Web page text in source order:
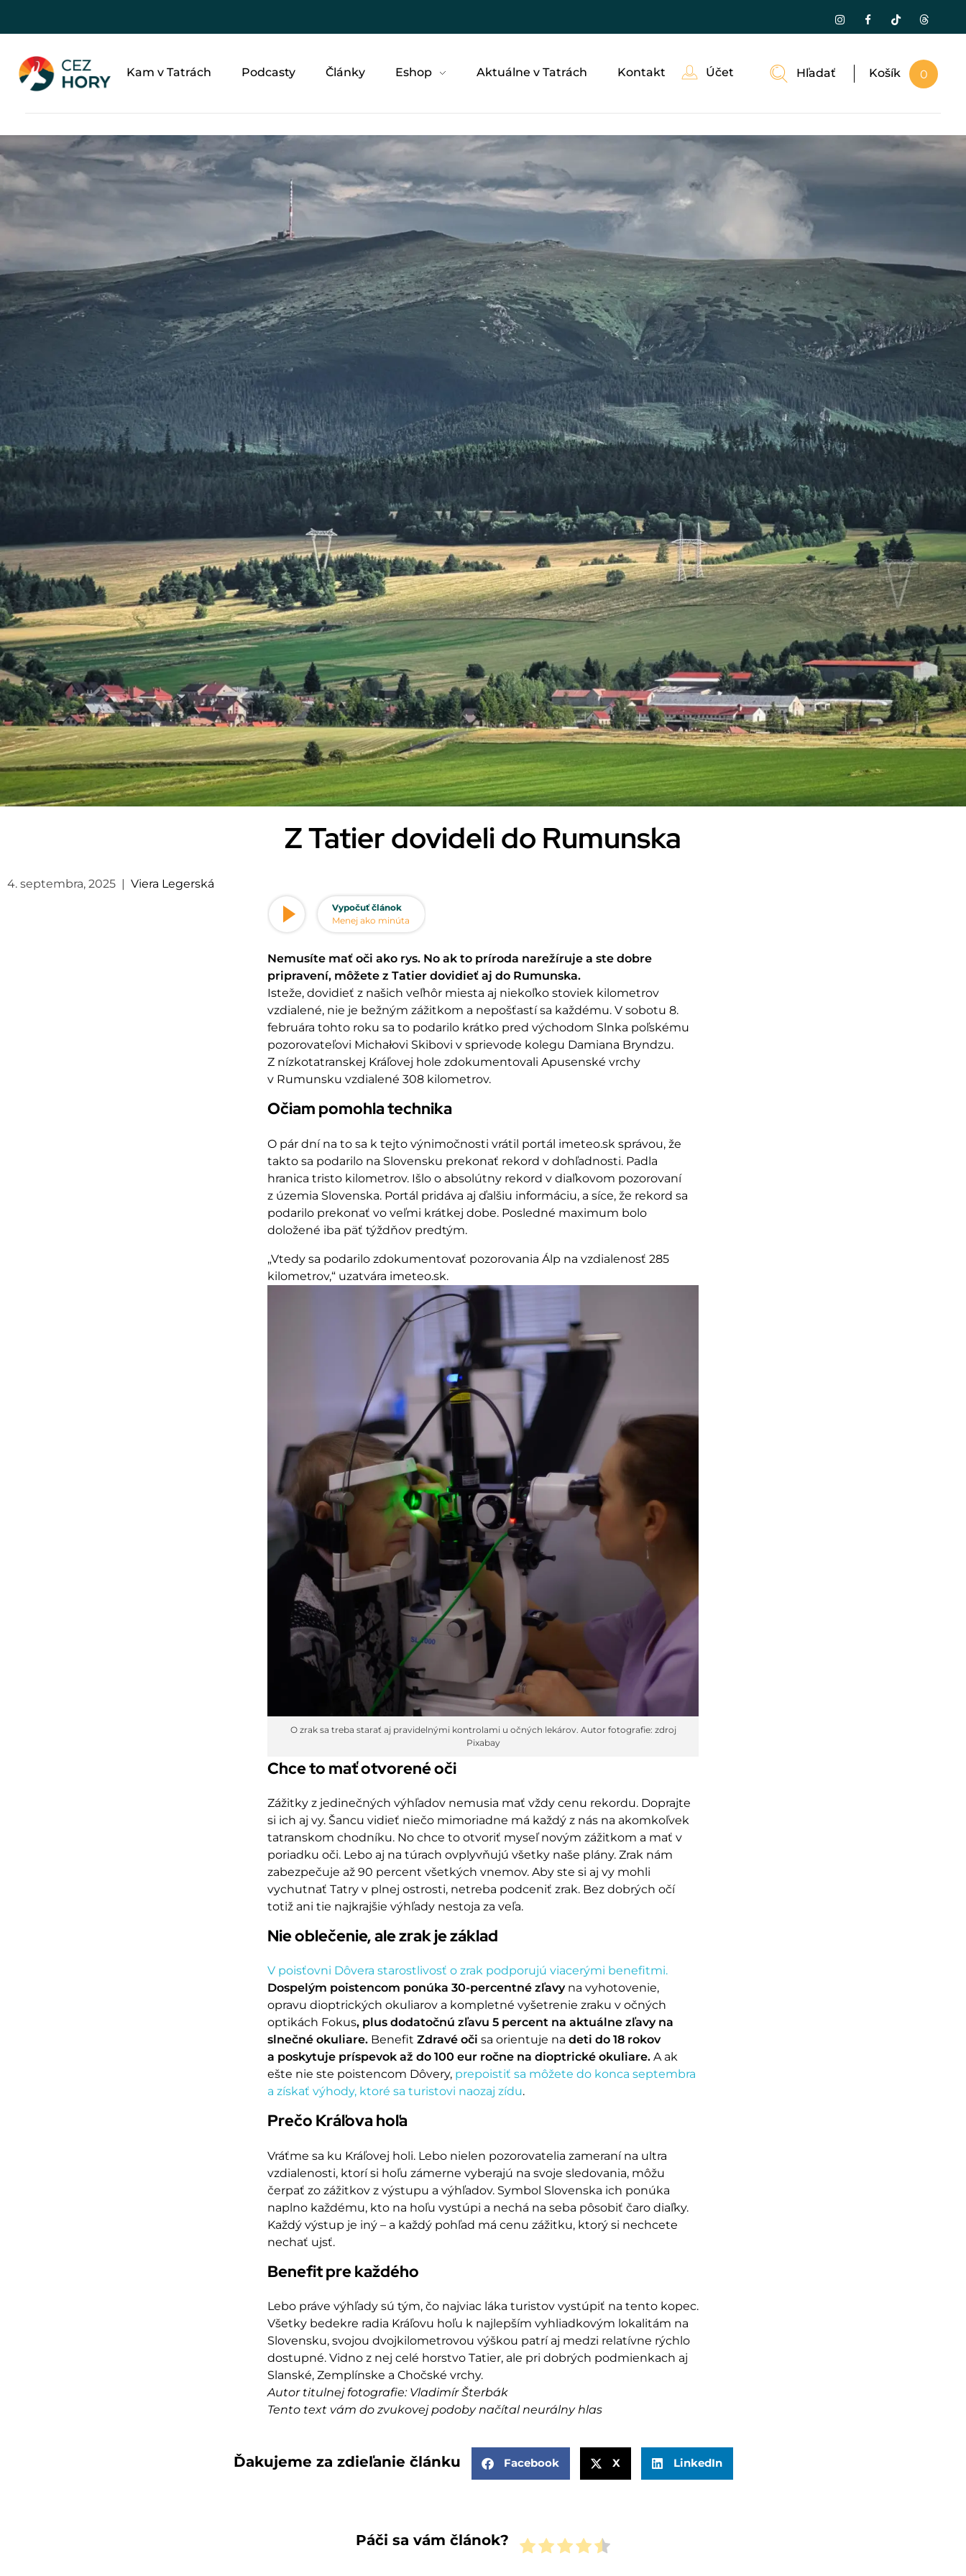
Kam v Tatrách Podcasty Články Eshop Aktuálne v Tatrách Kontakt Účet Hľadať 0
Košík
Z Tatier dovideli do Rumunska
4. septembra, 2025 Viera Legerská
Vypočuť článok
Menej ako minúta
Nemusíte mať oči ako rys. No ak to príroda narežíruje a ste dobre
pripravení, môžete z Tatier dovidieť aj do Rumunska.
Isteže, dovidieť z našich veľhôr miesta aj niekoľko stoviek kilometrov
vzdialené, nie je bežným zážitkom a nepošťastí sa každému. V sobotu 8.
februára tohto roku sa to podarilo krátko pred východom Slnka poľskému
pozorovateľovi Michałovi Skibovi v sprievode kolegu Damiana Bryndzu.
Z nízkotatranskej Kráľovej hole zdokumentovali Apusenské vrchy
v Rumunsku vzdialené 308 kilometrov.
Očiam pomohla technika
O pár dní na to sa k tejto výnimočnosti vrátil portál imeteo.sk správou, že
takto sa podarilo na Slovensku prekonať rekord v dohľadnosti. Padla
hranica tristo kilometrov. Išlo o absolútny rekord v diaľkovom pozorovaní
z územia Slovenska. Portál pridáva aj ďalšiu informáciu, a síce, že rekord sa
podarilo prekonať vo veľmi krátkej dobe. Posledné maximum bolo
doložené iba päť týždňov predtým.
„Vtedy sa podarilo zdokumentovať pozorovania Álp na vzdialenosť 285
kilometrov,“ uzatvára imeteo.sk.
O zrak sa treba starať aj pravidelnými kontrolami u očných lekárov. Autor fotografie: zdroj
Pixabay
Chce to mať otvorené oči
Zážitky z jedinečných výhľadov nemusia mať vždy cenu rekordu. Doprajte
si ich aj vy. Šancu vidieť niečo mimoriadne má každý z nás na akomkoľvek
tatranskom chodníku. No chce to otvoriť myseľ novým zážitkom a mať v
poriadku oči. Lebo aj na túrach ovplyvňujú všetky naše plány. Zrak nám
zabezpečuje až 90 percent všetkých vnemov. Aby ste si aj vy mohli
vychutnať Tatry v plnej ostrosti, netreba podceniť zrak. Bez dobrých očí
totiž ani tie najkrajšie výhľady nestoja za veľa.
Nie oblečenie, ale zrak je základ
V poisťovni Dôvera starostlivosť o zrak podporujú viacerými benefitmi.
Dospelým poistencom ponúka 30-percentné zľavy na vyhotovenie,
opravu dioptrických okuliarov a kompletné vyšetrenie zraku v očných
optikách Fokus, plus dodatočnú zľavu 5 percent na aktuálne zľavy na
slnečné okuliare. Benefit Zdravé oči sa orientuje na deti do 18 rokov
a poskytuje príspevok až do 100 eur ročne na dioptrické okuliare. A ak
ešte nie ste poistencom Dôvery, prepoistiť sa môžete do konca septembra
a získať výhody, ktoré sa turistovi naozaj zídu.
Prečo Kráľova hoľa
Vráťme sa ku Kráľovej holi. Lebo nielen pozorovatelia zameraní na ultra
vzdialenosti, ktorí si hoľu zámerne vyberajú na svoje sledovania, môžu
čerpať zo zážitkov z výstupu a výhľadov. Symbol Slovenska ich ponúka
naplno každému, kto na hoľu vystúpi a nechá na seba pôsobiť čaro diaľky.
Každý výstup je iný – a každý pohľad má cenu zážitku, ktorý si nechcete
nechať ujsť.
Benefit pre každého
Lebo práve výhľady sú tým, čo najviac láka turistov vystúpiť na tento kopec.
Všetky bedekre radia Kráľovu hoľu k najlepším vyhliadkovým lokalitám na
Slovensku, svojou dvojkilometrovou výškou patrí aj medzi relatívne rýchlo
dostupné. Vidno z nej celé horstvo Tatier, ale pri dobrých podmienkach aj
Slanské, Zemplínske a Chočské vrchy.
Autor titulnej fotografie: Vladimír Šterbák
Tento text vám do zvukovej podoby načítal neurálny hlas
Ďakujeme za zdieľanie článku Facebook X LinkedIn
Páči sa vám článok?